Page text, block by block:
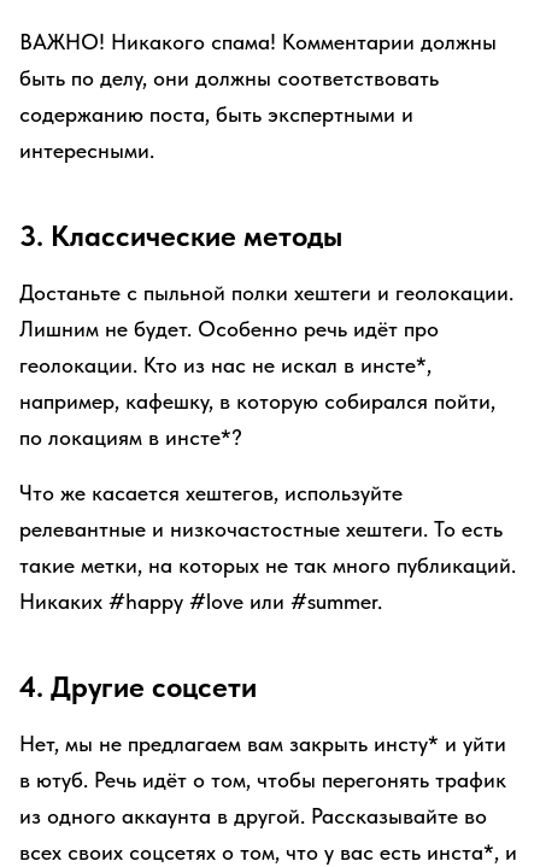
ВАЖНО! Никакого спама! Комментарии должны
быть по делу, они должны соответствовать
содержанию поста, быть экспертными и
интересными.
3. Классические методы
Достаньте с пыльной полки хештеги и геолокации.
Лишним не будет. Особенно речь идёт про
геолокации. Кто из нас не искал в инсте*,
например, кафешку, в которую собирался пойти,
по локациям в инсте*?
Что же касается хештегов, используйте
релевантные и низкочастостные хештеги. То есть
такие метки, на которых не так много публикаций.
Никаких #happy #love или #summer.
4. Другие соцсети
Нет, мы не предлагаем вам закрыть инсту* и уйти
в ютуб. Речь идёт о том, чтобы перегонять трафик
из одного аккаунта в другой. Рассказывайте во
всех своих соцсетях о том, что у вас есть инста*, и